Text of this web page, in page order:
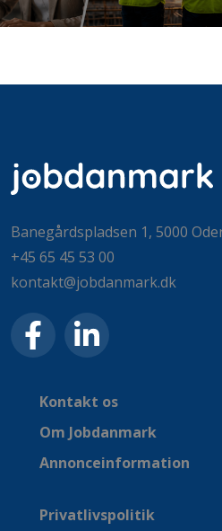
Banegårdspladsen 1, 5000
+45 65 45 53 00
kontakt@jobdanmark.dk
Kontakt os
Om Jobdanmark
Annonceinformation
Privatlivspolitik